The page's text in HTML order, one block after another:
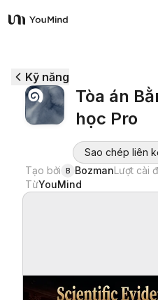
YouMind
Các trường hợp sử dụng
Lời nhắc
Tải xuống
Kỹ năng
Tòa án
học Pro
Sao chép liên
Tạo bởi
B BozmanLượt cài
TừYouMind